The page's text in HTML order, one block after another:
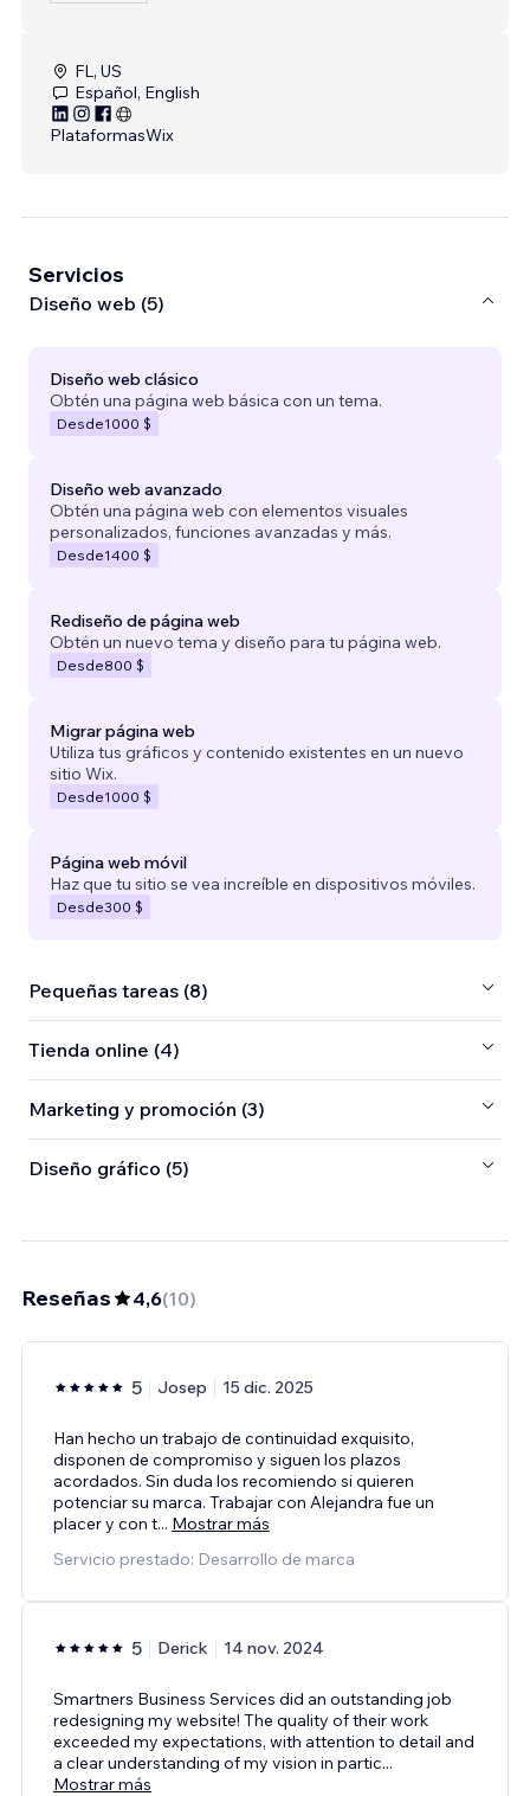
FL, US
Español, English
PlataformasWix
Servicios
Diseño web (5)
Diseño web clásico
Obtén una página web básica con un tema.
Desde1000 $
Diseño web avanzado
Obtén una página web con elementos visuales
personalizados, funciones avanzadas y más.
Desde1400 $
Rediseño de página web
Obtén un nuevo tema y diseño para tu página web.
Desde800 $
Migrar página web
Utiliza tus gráficos y contenido existentes en un nuevo
sitio Wix.
Desde1000 $
Página web móvil
Haz que tu sitio se vea increíble en dispositivos móviles.
Desde300 $
Pequeñas tareas (8)
Tienda online (4)
Marketing y promoción (3)
Diseño gráfico (5)
Reseñas 4,6(10)
5 Josep 15 dic. 2025
Han hecho un trabajo de continuidad exquisito,
disponen de compromiso y siguen los plazos
acordados. Sin duda los recomiendo si quieren
potenciar su marca. Trabajar con Alejandra fue un
placer y con t... Mostrar más
Servicio prestado: Desarrollo de marca
5 Derick 14 nov. 2024
Smartners Business Services did an outstanding job
redesigning my website! The quality of their work
exceeded my expectations, with attention to detail and
a clear understanding of my vision in partic...
Mostrar más